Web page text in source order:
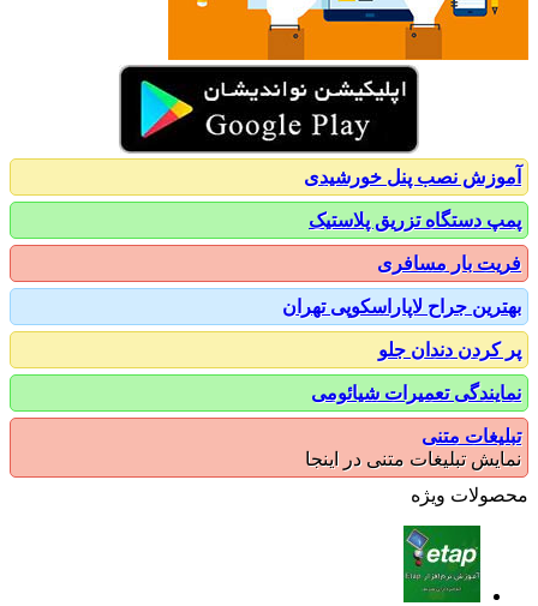
نصب پنل خورشیدی
دستگاه تزریق پلاستیک
بار مسافری
جراح لاپاراسکوپی تهران
دندان جلو
تعمیرات شیائومی
متنی
تبلیغات متنی در اینجا
ویژه